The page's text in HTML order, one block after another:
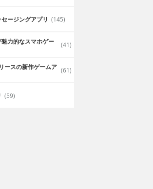
ージングアプリ (145)
力的なスマホゲー (41)
ースの新作ゲームア (61)
(59)